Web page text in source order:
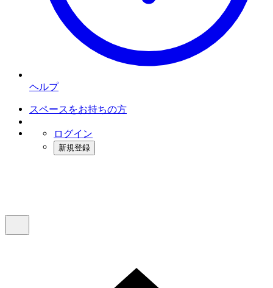
ヘルプ
スペースをお持ちの方
ログイン
新規登録